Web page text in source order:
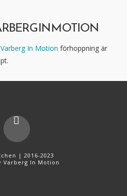
IN MOTION
Varberg In Motion förhoppning är
| 2016-2023
Varberg In Motion